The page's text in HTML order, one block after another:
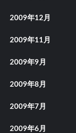
2009年12月
2009年11月
2009年9月
2009年8月
2009年7月
2009年6月